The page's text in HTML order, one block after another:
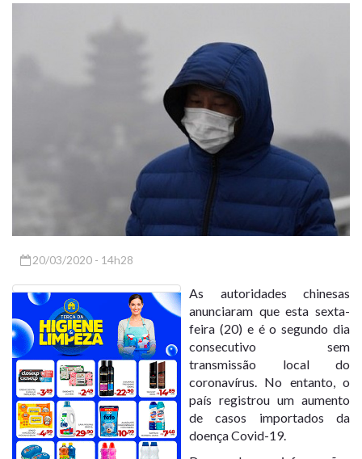
20/03/2020 - 14h28
As autoridades chinesas
anunciaram que esta sexta-
feira (20) e é o segundo dia
consecutivo sem
transmissão local do
coronavírus. No entanto, o
país registrou um aumento
de casos importados da
doença Covid-19.